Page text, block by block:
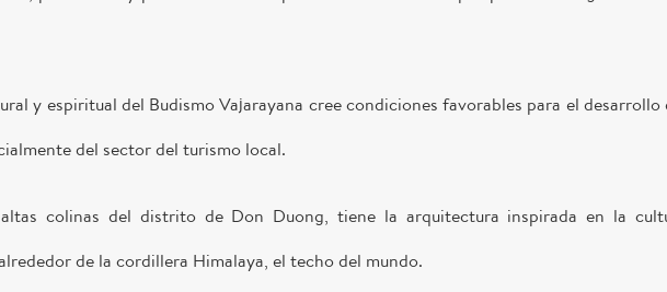
y espiritual del Budismo Vajarayana cree condiciones favorables para el desarrollo
del sector del turismo local.
colinas del distrito de Don Duong, tiene la arquitectura inspirada en la
de la cordillera Himalaya, el techo del mundo.